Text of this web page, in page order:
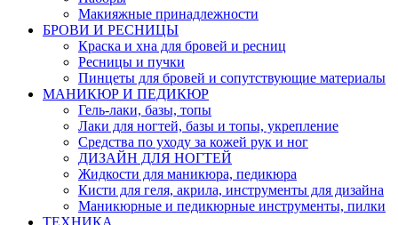
Макияжные принадлежности
БРОВИ И РЕСНИЦЫ
Краска и хна для бровей и ресниц
Ресницы и пучки
Пинцеты для бровей и сопутствующие материалы
МАНИКЮР И ПЕДИКЮР
Гель-лаки, базы, топы
Лаки для ногтей, базы и топы, укрепление
Средства по уходу за кожей рук и ног
ДИЗАЙН ДЛЯ НОГТЕЙ
Жидкости для маникюра, педикюра
Кисти для геля, акрила, инструменты для дизайна
Маникюрные и педикюрные инструменты, пилки
ТЕХНИКА